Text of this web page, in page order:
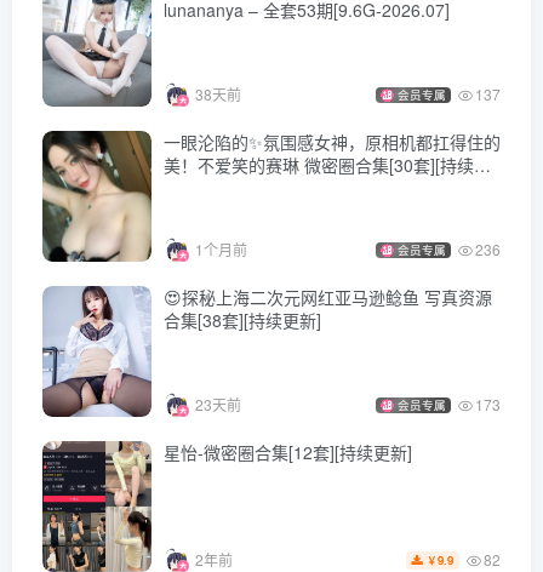
lunananya – 全套53期[9.6G-2026.07]
38天前 会员专属 137
一眼沦陷的✨氛围感女神，原相机都扛得住的
美！不爱笑的赛琳 微密圈合集[30套][持续更
1个月前 会员专属 236
😍探秘上海二次元网红亚马逊鲶鱼 写真资源
合集[38套][持续更新]
23天前 会员专属 173
星怡-微密圈合集[12套][持续更新]
2年前 ￥9.9 82